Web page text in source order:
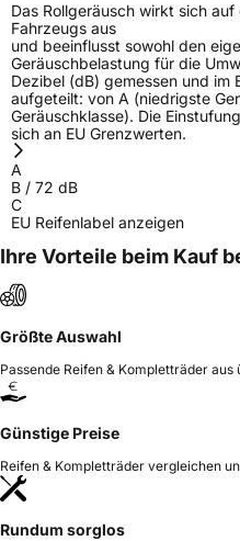
Das Rollgeräusch wirkt sich
Fahrzeugs aus
und beeinflusst sowohl den
Geräuschbelastung für die
Dezibel (dB) gemessen und im
aufgeteilt: von A (niedrigste
Geräuschklasse). Die
sich an EU Grenzwerten.
A
B / 72 dB
C
EU Reifenlabel anzeigen
Ihre Vorteile beim Kauf
Größte Auswahl
Passende Reifen & Kompletträder aus
Günstige Preise
Reifen & Kompletträder vergleichen
Rundum sorglos